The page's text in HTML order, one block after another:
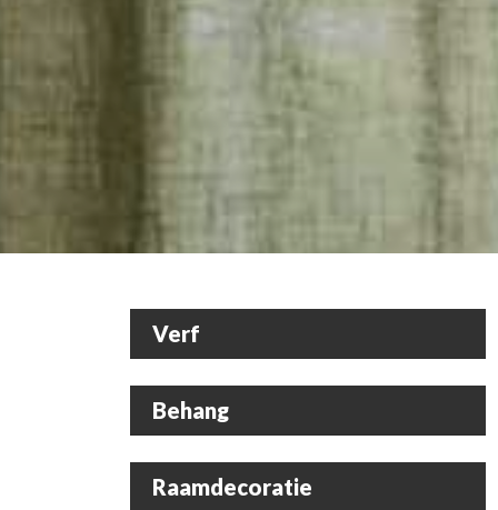
Verf
Behang
Raamdecoratie